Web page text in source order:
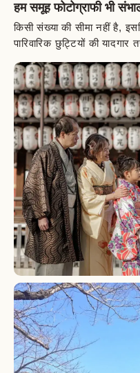
हम समूह फोटोग्राफी भी
किसी संख्या की सीमा नहीं है,
पारिवारिक छुट्टियों की